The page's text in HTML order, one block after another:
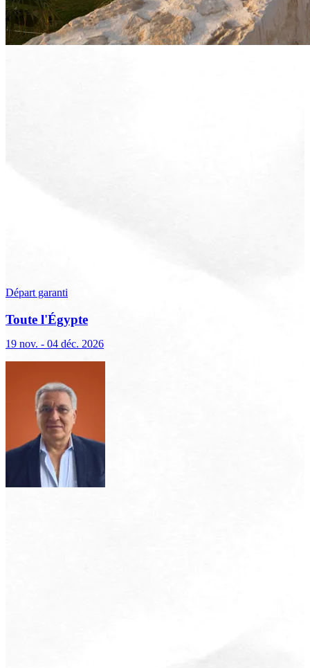
Départ garanti
Toute l'Égypte
19 nov. - 04 déc. 2026